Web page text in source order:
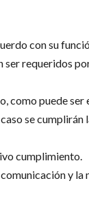
con su
ser requeridos
como puede ser
se cumplirán
cumplimiento.
y la